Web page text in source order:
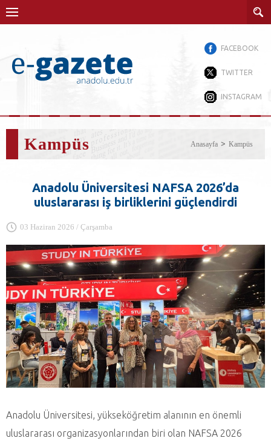
FACEBOOK
TWITTER
INSTAGRAM
Kampüs Anasayfa Kampüs
Anadolu Üniversitesi NAFSA 2026’da
uluslararası iş birliklerini güçlendirdi
03 Haziran 2026 / Çarşamba
Anadolu Üniversitesi, yükseköğretim alanının en önemli
uluslararası organizasyonlarından biri olan NAFSA 2026